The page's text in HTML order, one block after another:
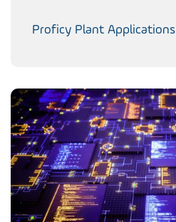
Proficy Plant Applications